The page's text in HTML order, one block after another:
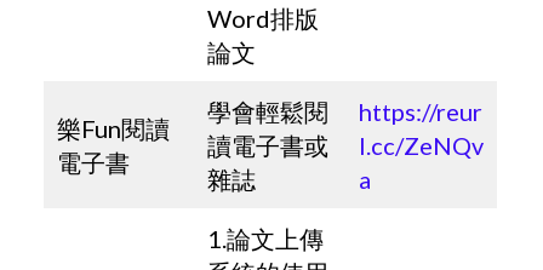
Word排版
論文
樂Fun閱讀
電子書
學會輕鬆閱
讀電子書或
雜誌
https://reur
l.cc/ZeNQv
a
1.論文上傳